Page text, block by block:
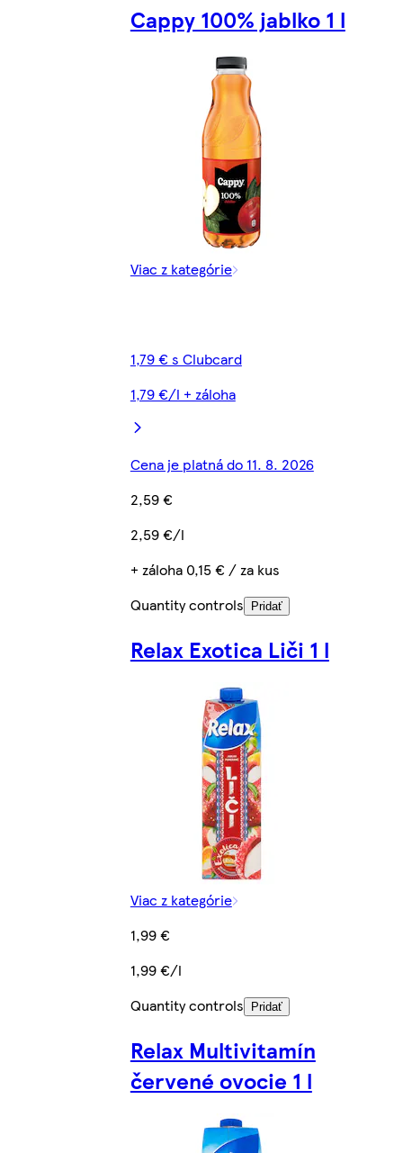
Cappy 100% jablko 1 l
Viac z kategórie
1,79 € s Clubcard
1,79 €/l + záloha
Cena je platná do 11. 8. 2026
2,59 €
2,59 €/l
+ záloha 0,15 € / za kus
Quantity controls
Pridať
Relax Exotica Liči 1 l
Viac z kategórie
1,99 €
1,99 €/l
Quantity controls
Pridať
Relax Multivitamín
červené ovocie 1 l